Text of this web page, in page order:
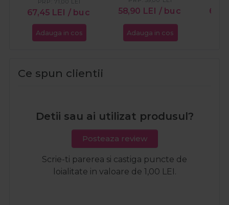
67,45 LEI / buc
PRP: 71,00 LEI
Adauga in cos
58,90 LEI / buc
Adauga in cos
Ce spun clientii
Detii sau ai utilizat produsul?
Posteaza review
Scrie-ti parerea si castiga puncte de
loialitate in valoare de 1,00 LEI.